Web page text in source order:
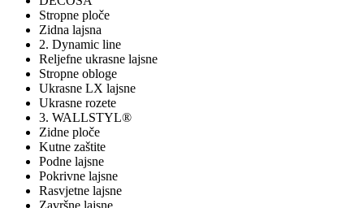
Stropne ploče
Zidna lajsna
2. Dynamic line
Reljefne ukrasne lajsne
Stropne obloge
Ukrasne LX lajsne
Ukrasne rozete
3. WALLSTYL®
Zidne ploče
Kutne zaštite
Podne lajsne
Pokrivne lajsne
Rasvjetne lajsne
Završne lajsne